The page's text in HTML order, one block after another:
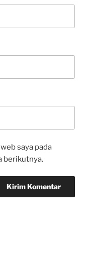
saya pada
berikutnya.